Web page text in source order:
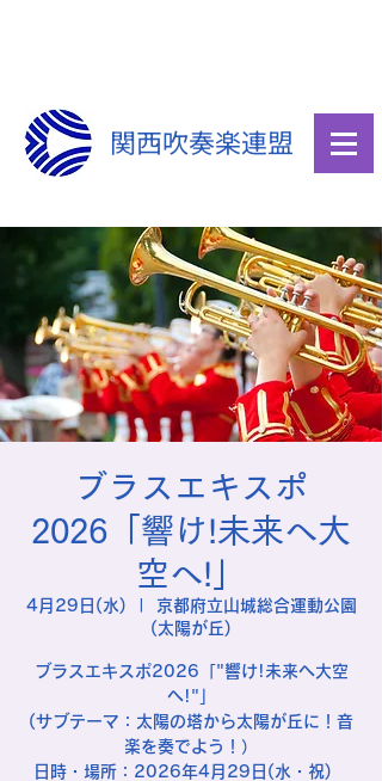
関西吹奏楽連盟
ブラスエキスポ
2026「響け!未来へ大
空へ!」
4月29日(水)
京都府立山城総合運動公園
(太陽が丘)
ブラスエキスポ2026「"響け!未来へ大空
へ!"」
(サブテーマ：太陽の塔から太陽が丘に！音
楽を奏でよう！）
日時・場所：2026年4月29日(水・祝)